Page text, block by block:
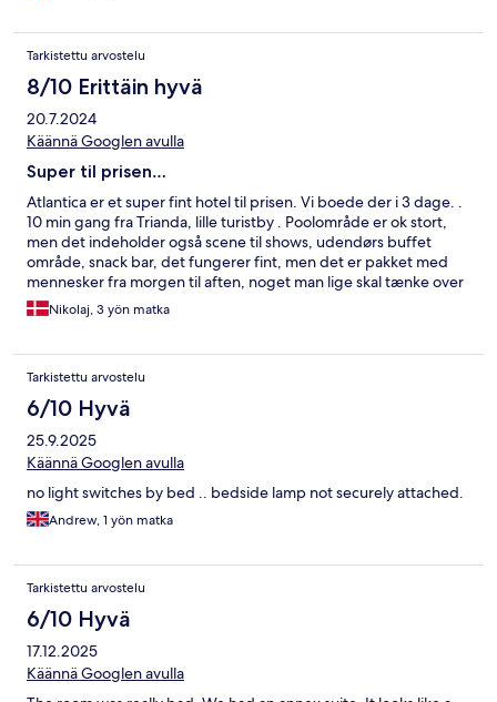
Tarkistettu arvostelu
8/10 Erittäin hyvä
20.7.2024
Käännä Googlen avulla
Super til prisen…
Atlantica er et super fint hotel til prisen. Vi boede der i 3 dage. .
10 min gang fra Trianda, lille turistby . Poolområde er ok stort,
men det indeholder også scene til shows, udendørs buffet
område, snack bar, det fungerer fint, men det er pakket med
mennesker fra morgen til aften, noget man lige skal tænke over
hvis man godt vil ja lidt space/ ro. .personale er super
serviceminded og prof. .stedet er velholdt og fint, men er lidt
altid gør på Atlanticas hoteller.
Nikolaj, 3 yön matka
Tarkistettu arvostelu
6/10 Hyvä
25.9.2025
Käännä Googlen avulla
no light switches by bed .. bedside lamp not securely attached.
Andrew, 1 yön matka
Tarkistettu arvostelu
6/10 Hyvä
17.12.2025
Käännä Googlen avulla